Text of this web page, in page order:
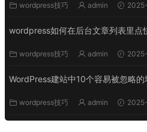
wordpress技巧 admin
wordpress如何在后台文章列表里点
wordpress技巧 admin
WordPress建站中10个容易被忽略
wordpress技巧 admin